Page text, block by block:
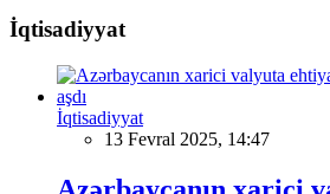
İqtisadiyyat
İqtisadiyyat
13 Fevral 2025, 14:47